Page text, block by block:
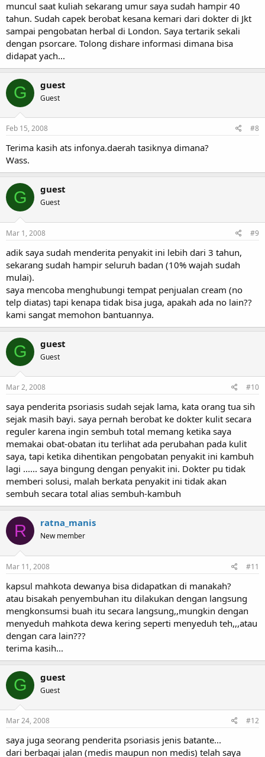
muncul saat kuliah sekarang umur saya sudah hampir 40
tahun. Sudah capek berobat kesana kemari dari dokter di Jkt
sampai pengobatan herbal di London. Saya tertarik sekali
dengan psorcare. Tolong dishare informasi dimana bisa
didapat yach...
G guest
Guest
Feb 15, 2008 #8
Terima kasih ats infonya.daerah tasiknya dimana?
Wass.
G guest
Guest
Mar 1, 2008 #9
adik saya sudah menderita penyakit ini lebih dari 3 tahun,
sekarang sudah hampir seluruh badan (10% wajah sudah
mulai).
saya mencoba menghubungi tempat penjualan cream (no
telp diatas) tapi kenapa tidak bisa juga, apakah ada no lain??
kami sangat memohon bantuannya.
G guest
Guest
Mar 2, 2008 #10
saya penderita psoriasis sudah sejak lama, kata orang tua sih
sejak masih bayi. saya pernah berobat ke dokter kulit secara
reguler karena ingin sembuh total memang ketika saya
memakai obat-obatan itu terlihat ada perubahan pada kulit
saya, tapi ketika dihentikan pengobatan penyakit ini kambuh
lagi ...... saya bingung dengan penyakit ini. Dokter pu tidak
memberi solusi, malah berkata penyakit ini tidak akan
sembuh secara total alias sembuh-kambuh
R ratna_manis
New member
Mar 11, 2008 #11
kapsul mahkota dewanya bisa didapatkan di manakah?
atau bisakah penyembuhan itu dilakukan dengan langsung
mengkonsumsi buah itu secara langsung,,mungkin dengan
menyeduh mahkota dewa kering seperti menyeduh teh,,,atau
dengan cara lain???
terima kasih...
G guest
Guest
Mar 24, 2008 #12
saya juga seorang penderita psoriasis jenis batante...
dari berbagai jalan (medis maupun non medis) telah saya